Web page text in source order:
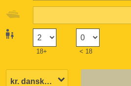
18+ < 18